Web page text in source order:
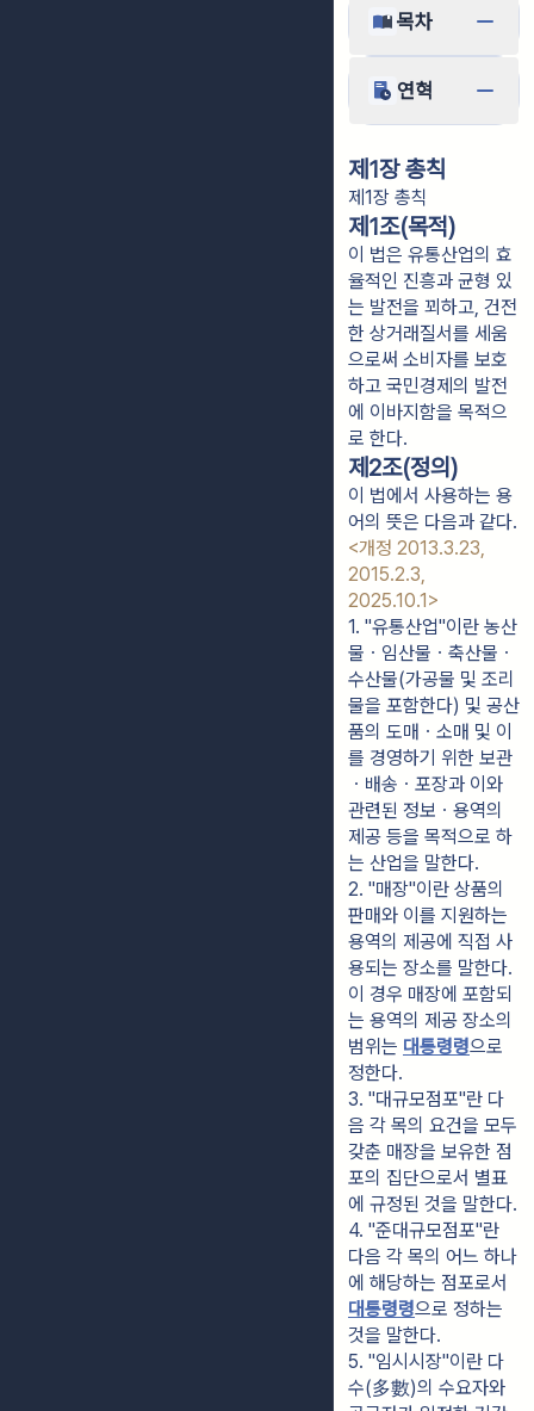
목차
연혁
제1장 총칙
제1장 총칙
제1조(목적)
이 법은 유통산업의 효
율적인 진흥과 균형 있
는 발전을 꾀하고, 건전
한 상거래질서를 세움
으로써 소비자를 보호
하고 국민경제의 발전
에 이바지함을 목적으
로 한다.
제2조(정의)
이 법에서 사용하는 용
어의 뜻은 다음과 같다.
<개정 2013.3.23,
2015.2.3,
2025.10.1>
1. "유통산업"이란 농산
물ㆍ임산물ㆍ축산물ㆍ
수산물(가공물 및 조리
물을 포함한다) 및 공산
품의 도매ㆍ소매 및 이
를 경영하기 위한 보관
ㆍ배송ㆍ포장과 이와
관련된 정보ㆍ용역의
제공 등을 목적으로 하
는 산업을 말한다.
2. "매장"이란 상품의
판매와 이를 지원하는
용역의 제공에 직접 사
용되는 장소를 말한다.
이 경우 매장에 포함되
는 용역의 제공 장소의
범위는 대통령령으로
정한다.
3. "대규모점포"란 다
음 각 목의 요건을 모두
갖춘 매장을 보유한 점
포의 집단으로서 별표
에 규정된 것을 말한다.
4. "준대규모점포"란
다음 각 목의 어느 하나
대통령령으로 정하는
것을 말한다.
5. "임시시장"이란 다
수(多數)의 수요자와